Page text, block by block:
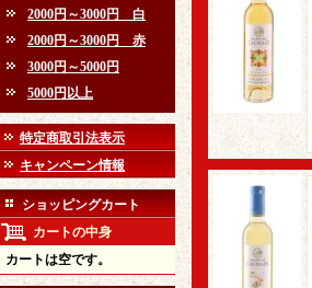
2000円～3000円 白
2000円～3000円 赤
3000円～5000円
5000円以上
特定商取引法表示
キャンペーン情報
ショッピングカート
カートの中身
カートは空です。